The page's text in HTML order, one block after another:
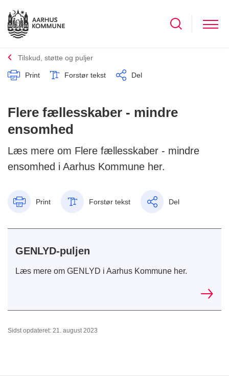
Tilskud, støtte og puljer
Print Forstør tekst Del
Flere fællesskaber - mindre
ensomhed
Læs mere om Flere fællesskaber - mindre
ensomhed i Aarhus Kommune her.
Print Forstør tekst Del
GENLYD-puljen
Læs mere om GENLYD i Aarhus Kommune her.
Sidst opdateret: 21. august 2023